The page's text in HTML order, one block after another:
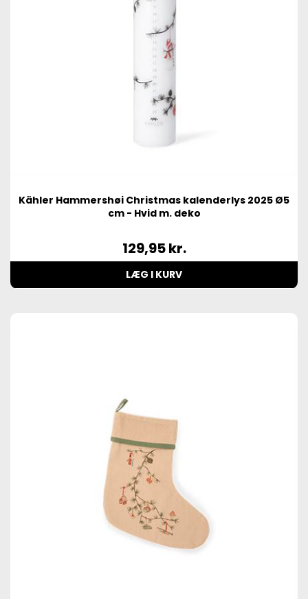
Kähler Hammershøi Christmas kalenderlys 2025 Ø5
cm - Hvid m. deko
129,95kr.
LÆG I KURV